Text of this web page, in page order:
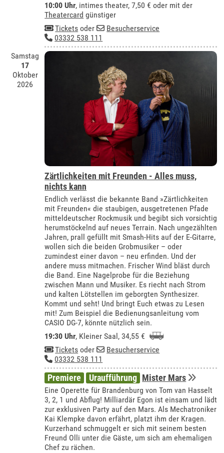
10:00 Uhr, intimes theater, 7,50 € oder mit der
Theatercard günstiger
Tickets oder
Besucherservice
03332 538 111
Samstag
17
Oktober
2026
Zärtlichkeiten mit Freunden - Alles muss,
nichts kann
Endlich verlässt die bekannte Band »Zärtlichkeiten
mit Freunden« die staubigen, ausgetretenen Pfade
mitteldeutscher Rockmusik und begibt sich vorsichtig
herumstöckelnd auf neues Terrain. Nach ungezählten
Jahren, prall gefüllt mit Smash-Hits auf der E-Gitarre,
wollen sich die beiden Grobmusiker – oder
zumindest einer davon – neu erfinden. Und der
andere muss mitmachen. Frischer Wind bläst durch
die Band. Eine Nagelprobe für die Beziehung
zwischen Mann und Musiker. Es riecht nach Strom
und kalten Lötstellen im geborgten Synthesizer.
Kommt und seht! Und bringt Euch etwas zu Lesen
mit! Zum Beispiel die Bedienungsanleitung vom
CASIO DG-7, könnte nützlich sein.
19:30 Uhr, Kleiner Saal, 34,55 €
Tickets oder
Besucherservice
03332 538 111
Premiere Uraufführung Mister Mars
Eine Operette für Brandenburg von Tom van Hasselt
3, 2, 1 und Abflug! Milliardär Egon ist einsam und lädt
zur exklusiven Party auf den Mars. Als Mechatroniker
Kai Klempke davon erfährt, platzt ihm der Kragen.
Kurzerhand schmuggelt er sich mit seinem besten
Freund Olli unter die Gäste, um sich am ehemaligen
Chef zu rächen.